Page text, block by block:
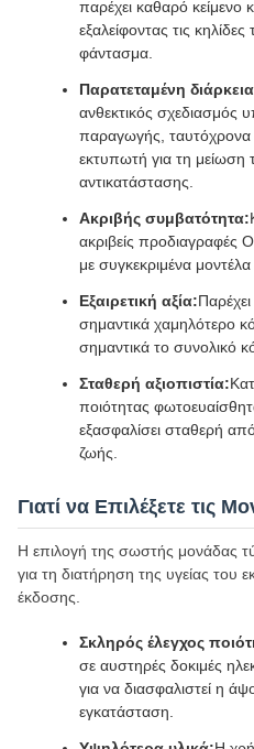
παρέχει καθαρό κείμενο
εξαλείφοντας τις
φάντασμα.
Παρατεταμένη
ανθεκτικός σχεδιασμός
παραγωγής, ταυτόχρονα
εκτυπωτή για τη μείωση
αντικατάστασης.
Ακριβής συμβατότητα:
ακριβείς προδιαγραφές
με συγκεκριμένα
Εξαιρετική αξία:
σημαντικά χαμηλότερο
σημαντικά το συνολικό
Σταθερή αξιοπιστία:
ποιότητας
εξασφαλίσει σταθερή
ζωής.
Γιατί να Επιλέξετε τις
Η επιλογή της σωστής μονάδας
για τη διατήρηση της υγείας του
έκδοσης.
Σκληρός έλεγχος
σε αυστηρές δοκιμές
για να διασφαλιστεί η
εγκατάσταση.